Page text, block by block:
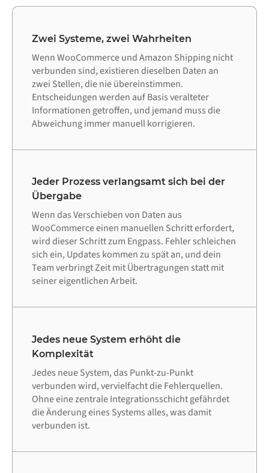
Zwei Systeme, zwei Wahrheiten
Wenn WooCommerce und Amazon Shipping nicht
verbunden sind, existieren dieselben Daten an
zwei Stellen, die nie übereinstimmen.
Entscheidungen werden auf Basis veralteter
Informationen getroffen, und jemand muss die
Abweichung immer manuell korrigieren.
Jeder Prozess verlangsamt sich bei der
Übergabe
Wenn das Verschieben von Daten aus
WooCommerce einen manuellen Schritt erfordert,
wird dieser Schritt zum Engpass. Fehler schleichen
sich ein, Updates kommen zu spät an, und dein
Team verbringt Zeit mit Übertragungen statt mit
seiner eigentlichen Arbeit.
Jedes neue System erhöht die
Komplexität
Jedes neue System, das Punkt-zu-Punkt
verbunden wird, vervielfacht die Fehlerquellen.
Ohne eine zentrale Integrationsschicht gefährdet
die Änderung eines Systems alles, was damit
verbunden ist.